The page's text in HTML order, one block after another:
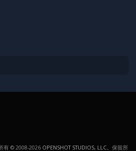
有 © 2008-2026 OPENSHOT STUDIOS, LLC 。保留所